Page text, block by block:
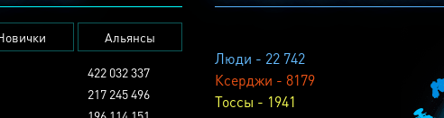
Люди - 22 742
Ксерджи - 8179
Тоссы - 1941
Альянсы
422 032 337
217 245 496